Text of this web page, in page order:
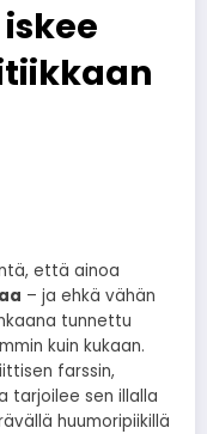
että ainoa
– ja ehkä vähän
tunnettu
kuin kukaan.
farssin,
tarjoilee sen illalla
huumoripiikillä